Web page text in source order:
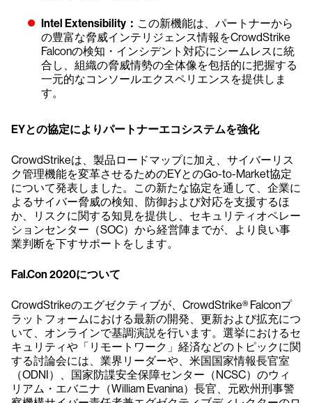
Intel Extensibility： この新機能は、パートナーから
の豊富な脅威インテリジェンス情報をCrowdStrike
Falconの検知・インシデント対応にシームレスに統
合し、組織の脅威情勢の全体像を包括的に把握する
一元的なコンソールエクスペリエンスを提供しま
す。
EYとの協定によりパートナーエコシステムを強化
CrowdStrikeは、製品ロードマップに加え、サイバーリス
ク管理機能を変革させるためのEYとのGo-to-Market協定
について発表しました。この新たな協定を通して、企業に
よるサイバー脅威の検知、防御および対応を支援するほ
か、リスクに関する知見を提供し、セキュリティオペレー
ションセンター（SOC）から経営陣までが、より良い事
業判断を下すサポートをします。
Fal.Con 2020について
CrowdStrikeのエグゼクティブが、CrowdStrike® Falconプ
ラットフォームにおける最新の開発、更新および拡充につ
いて、オンラインで基調演説を行います。選挙におけるセ
キュリティや「リモートワーク」経済などのトピックに関
する討論会には、業界リーダーや、米国国家情報長官室
（ODNI）、国家防諜安全保障センター（NCSC）のウィ
リアム・エバニナ（William Evanina）長官、元欧州刑事警